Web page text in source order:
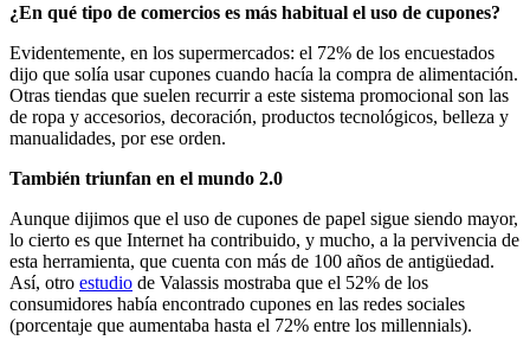
¿En qué tipo de comercios es más habitual el uso de cupones?
Evidentemente, en los supermercados: el 72% de los encuestados
dijo que solía usar cupones cuando hacía la compra de alimentación.
Otras tiendas que suelen recurrir a este sistema promocional son las
de ropa y accesorios, decoración, productos tecnológicos, belleza y
manualidades, por ese orden.
También triunfan en el mundo 2.0
Aunque dijimos que el uso de cupones de papel sigue siendo mayor,
lo cierto es que Internet ha contribuido, y mucho, a la pervivencia de
esta herramienta, que cuenta con más de 100 años de antigüedad.
Así, otro estudio de Valassis mostraba que el 52% de los
consumidores había encontrado cupones en las redes sociales
(porcentaje que aumentaba hasta el 72% entre los millennials).